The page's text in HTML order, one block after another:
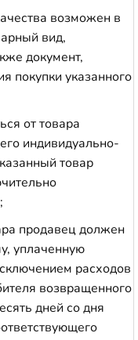
возможен в
вид,
документ,
покупки указанного
от товара
индивидуально-
товар
продавец должен
уплаченную
расходов
возвращенного
дней со дня